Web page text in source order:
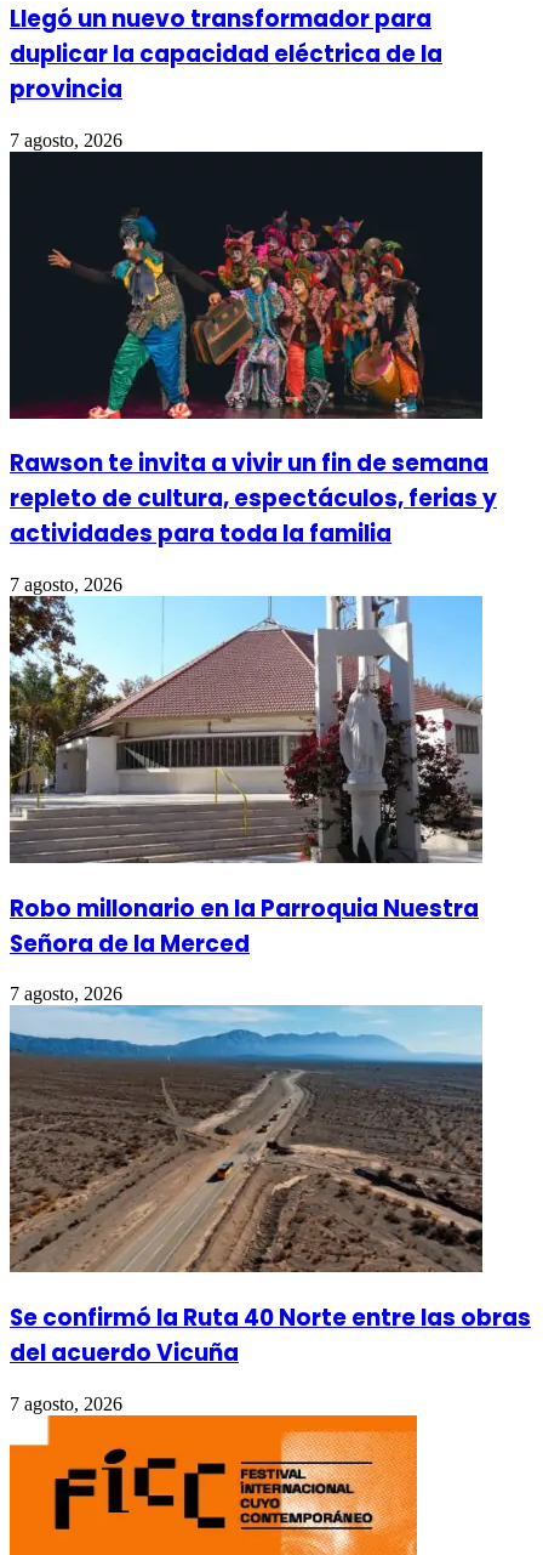
Llegó un nuevo transformador para
duplicar la capacidad eléctrica de la
provincia
7 agosto, 2026
Rawson te invita a vivir un fin de semana
repleto de cultura, espectáculos, ferias y
actividades para toda la familia
7 agosto, 2026
Robo millonario en la Parroquia Nuestra
Señora de la Merced
7 agosto, 2026
Se confirmó la Ruta 40 Norte entre las obras
del acuerdo Vicuña
7 agosto, 2026